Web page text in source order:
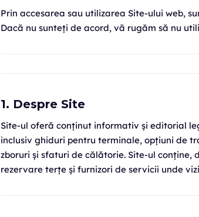
Prin accesarea sau utilizarea Site-ului web,
Dacă nu sunteți de acord, vă rugăm să nu
1. Despre Site
Site-ul oferă conținut informativ și editorial
inclusiv ghiduri pentru terminale, opțiuni de
zboruri și sfaturi de călătorie. Site-ul
rezervare terțe și furnizori de servicii unde